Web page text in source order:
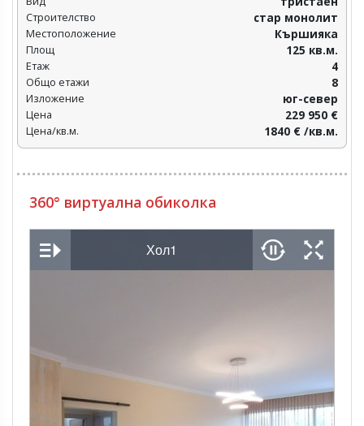
Строителство стар монолит
Местоположение Кършияка
Площ 125 кв.м.
Етаж 4
Общо етажи 8
Изложение юг-север
Цена 229 950 €
Цена/кв.м. 1840 € /кв.м.
360° виртуална обиколка